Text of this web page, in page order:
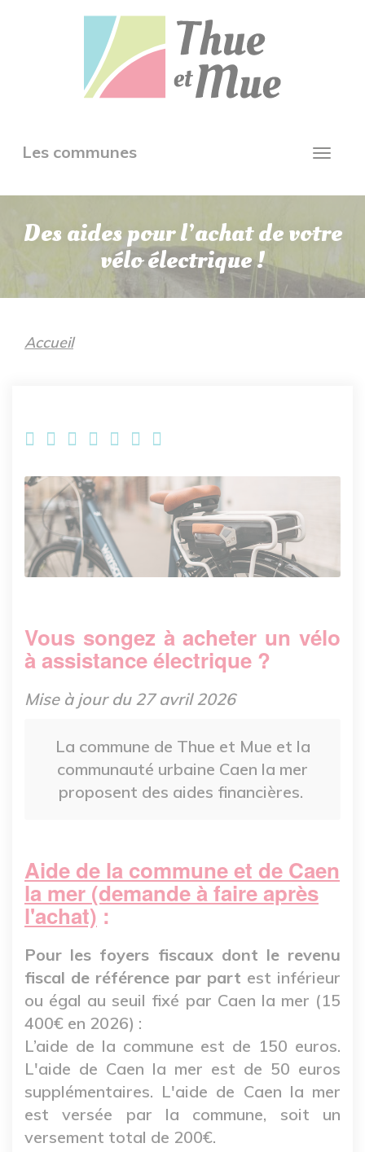
Toggle
Les communes
Des aides pour l’achat de votre
vélo électrique !
Accueil
​Vous songez à acheter un vélo
à assistance électrique ?
Mise à jour du 27 avril 2026
La commune de Thue et Mue et la
communauté urbaine Caen la mer
proposent des aides financières.
Aide de la commune et de Caen
la mer (demande à faire après
l'achat):
Pour les foyers fiscaux dont le revenu
fiscal de référence par part est inférieur
ou égal au seuil fixé par Caen la mer (15
400€ en 2026) :
L’aide de la commune est de 150 euros.
L'aide de Caen la mer est de 50 euros
supplémentaires. L'aide de Caen la mer
est versée par la commune, soit un
versement total de 200€.
Panneau de gestion des cookies